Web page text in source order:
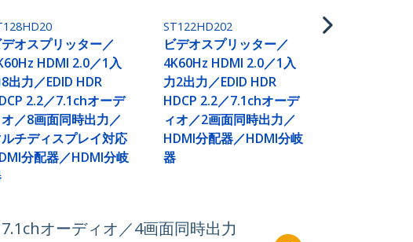
デオスプリッター／
HDMI 2.0／1入
出力／EDID HDR
2.2／7.1chオーデ
オ／8画面同時出力／
チディスプレイ対応
分配器／HDMI分岐
ST122HD202
ビデオスプリッター／
4K60Hz HDMI 2.0／1入
力2出力／EDID HDR
HDCP 2.2／7.1chオーデ
ィオ／2画面同時出力／
HDMI分配器／HDMI分岐
器
オーディオ／4画面同時出力